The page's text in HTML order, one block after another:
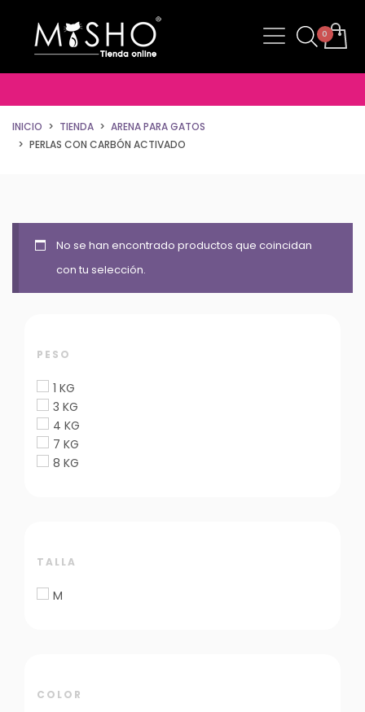
INICIO TIENDA
ARENA PARA GATOS
PERLAS CON CARBÓN ACTIVADO
No se han encontrado productos que coincidan
con tu selección.
PESO
1 KG
3 KG
4 KG
7 KG
8 KG
TALLA
M
COLOR